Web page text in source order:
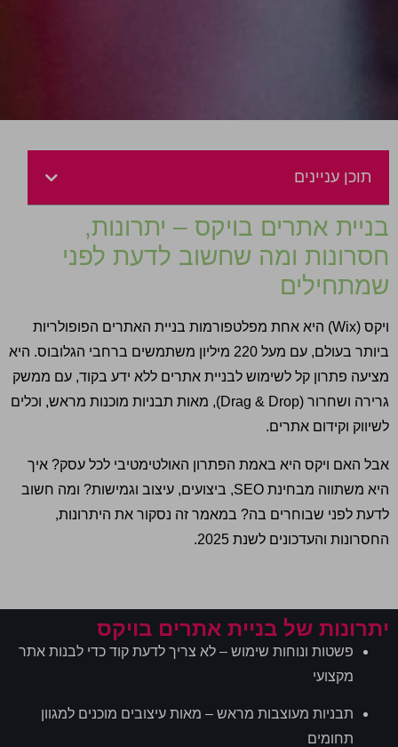
תוכן עניינים
בניית אתרים בויקס – יתרונות,
חסרונות ומה שחשוב לדעת לפני
שמתחילים
ויקס (Wix)
היא אחת מפלטפורמות בניית האתרים הפופולריות
ביותר בעולם, עם מעל 220 מיליון משתמשים ברחבי הגלובוס. היא
מציעה פתרון קל לשימוש לבניית אתרים ללא ידע בקוד, עם ממשק
גרירה ושחרור (Drag & Drop), מאות תבניות מוכנות מראש, וכלים
לשיווק וקידום אתרים.
אבל האם ויקס היא באמת הפתרון האולטימטיבי לכל עסק? איך
היא משתווה מבחינת SEO, ביצועים, עיצוב וגמישות? ומה חשוב
לדעת לפני שבוחרים בה? במאמר זה נסקור את היתרונות,
החסרונות והעדכונים לשנת 2025.
יתרונות של בניית אתרים בויקס
פשטות ונוחות שימוש – לא צריך לדעת קוד כדי לבנות אתר
מקצועי
תבניות מעוצבות מראש – מאות עיצובים מוכנים למגוון
תחומים